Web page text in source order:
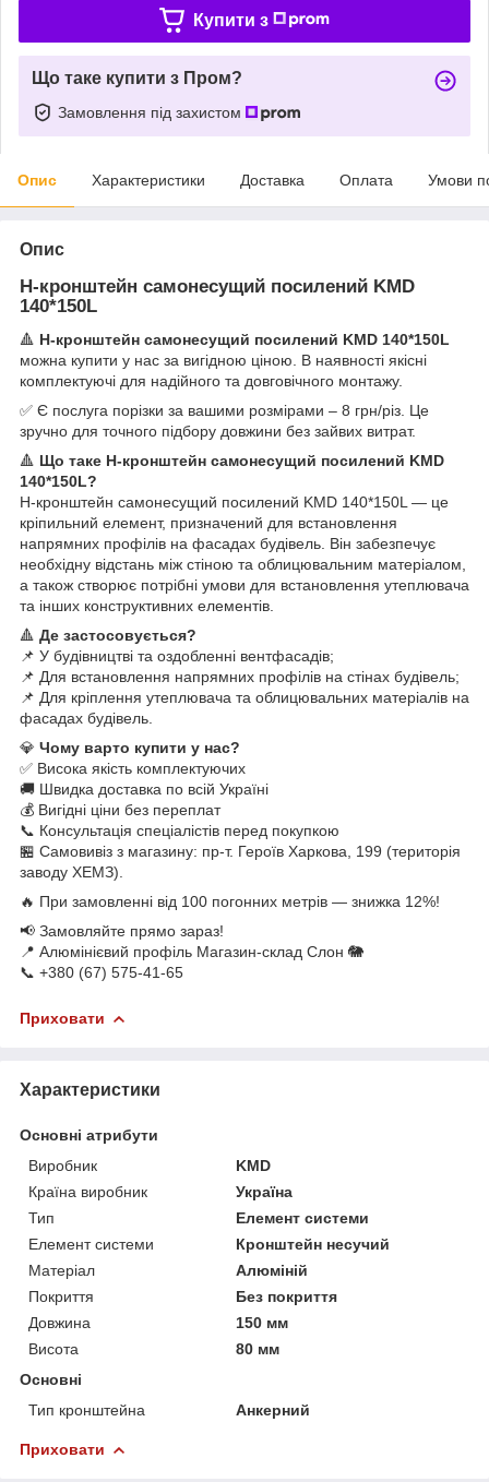
Купити з
Що таке купити з Пром?
Замовлення під захистом
Опис Характеристики Доставка Оплата Умови
Опис
H-кронштейн самонесущий посилений KMD
140*150L
🔺 H-кронштейн самонесущий посилений KMD 140*150L
можна купити у нас за вигідною ціною. В наявності якісні
комплектуючі для надійного та довговічного монтажу.
✅ Є послуга порізки за вашими розмірами – 8 грн/різ. Це
зручно для точного підбору довжини без зайвих витрат.
🔺 Що таке H-кронштейн самонесущий посилений KMD
140*150L?
H-кронштейн самонесущий посилений KMD 140*150L — це
кріпильний елемент, призначений для встановлення
напрямних профілів на фасадах будівель. Він забезпечує
необхідну відстань між стіною та облицювальним матеріалом,
а також створює потрібні умови для встановлення утеплювача
та інших конструктивних елементів.
🔺 Де застосовується?
📌 У будівництві та оздобленні вентфасадів;
📌 Для встановлення напрямних профілів на стінах будівель;
📌 Для кріплення утеплювача та облицювальних матеріалів на
фасадах будівель.
💎 Чому варто купити у нас?
✅ Висока якість комплектуючих
🚚 Швидка доставка по всій Україні
💰 Вигідні ціни без переплат
📞 Консультація спеціалістів перед покупкою
🏪 Самовивіз з магазину: пр-т. Героїв Харкова, 199 (територія
заводу ХЕМЗ).
🔥 При замовленні від 100 погонних метрів — знижка 12%!
📢 Замовляйте прямо зараз!
📍 Алюмінієвий профіль Магазин-склад Слон 🐘
📞 +380 (67) 575-41-65
Приховати
Характеристики
Основні атрибути
Виробник
KMD
Країна виробник
Україна
Тип
Елемент системи
Елемент системи
Кронштейн несучий
Матеріал
Алюміній
Покриття
Без покриття
Довжина
150 мм
Висота
80 мм
Основні
Тип кронштейна
Анкерний
Приховати